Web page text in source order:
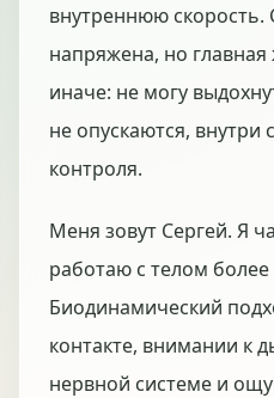
внутреннюю
напряжена, но
иначе: не могу
не опускаются,
контроля.
Меня зовут Сергей. Я
работаю с телом более
Биодинамический
контакте, внимании к
нервной системе и